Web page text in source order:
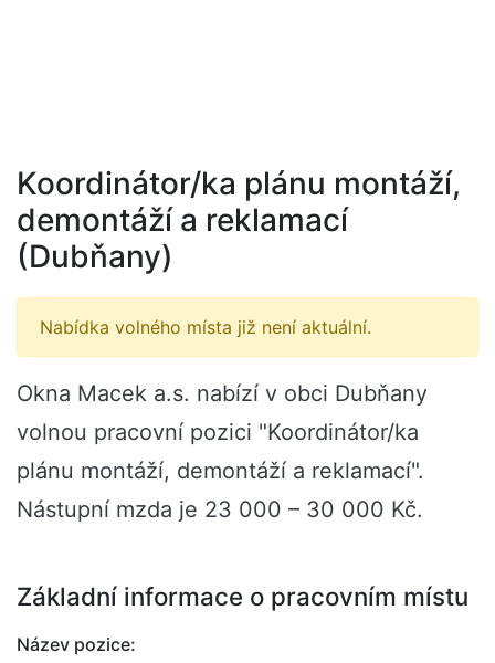
Koordinátor/ka plánu montáží,
demontáží a reklamací
(Dubňany)
Nabídka volného místa již není aktuální.
Okna Macek a.s. nabízí v obci Dubňany
volnou pracovní pozici "Koordinátor/ka
plánu montáží, demontáží a reklamací".
Nástupní mzda je 23 000 – 30 000 Kč.
Základní informace o pracovním místu
Název pozice: